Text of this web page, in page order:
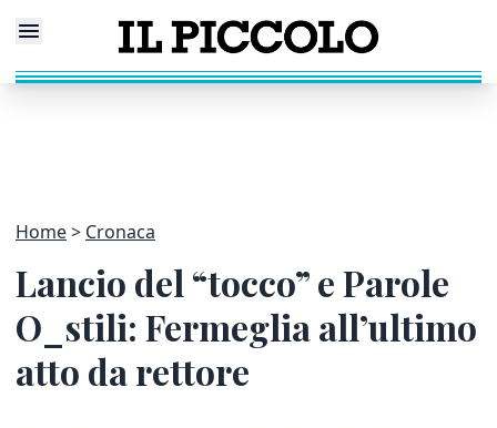
Home Cronaca
Lancio del “tocco” e Parole
O_stili: Fermeglia all’ultimo
atto da rettore